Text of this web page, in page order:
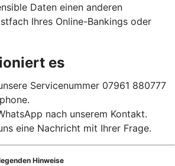
Daten einen anderen
Ihres Online-Bankings oder
es
Servicenummer 07961 880777
nach unserem Kontakt.
eine Nachricht mit Ihrer Frage.
Hinweise